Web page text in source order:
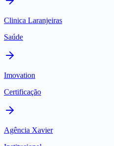
Clinica Laranjeiras
Saúde
Imovation
Certificação
Agência Xavier